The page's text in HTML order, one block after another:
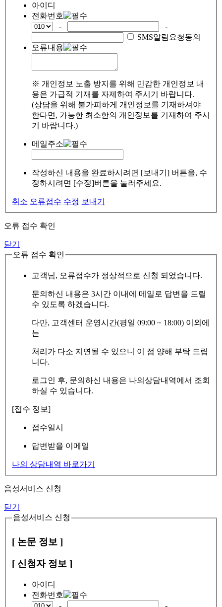
아이디
전화번호
-
-
SMS알림요청동의
오류내용
※ 개인정보 노출 방지를 위해 민감한 개인정보 내
용은 가급적 기재를 자제하여 주시기 바랍니다.
(상담을 위해 불가피하게 개인정보를 기재하셔야
한다면, 가능한 최소한의 개인정보를 기재하여 주시
기 바랍니다.)
메일주소
작성하신 내용을 완료하시려면 [보내기] 버튼을, 수
정하시려면 [수정]버튼을 눌러주세요.
취소 오류접수 수정 보내기
오류 접수 확인
닫기
오류 접수 확인
고객님, 오류접수가 정상적으로 신청 되었습니다.
문의하신 내용은 3시간 이내에 메일로 답변을 드릴
수 있도록 하겠습니다.
다만, 고객센터 운영시간(평일 09:00 ~ 18:00) 이외에
는
처리가 다소 지연될 수 있으니 이 점 양해 부탁 드립
니다.
로그인 후, 문의하신 내용은 나의상담내역에서 조회
하실 수 있습니다.
[접수 정보]
접수일시
답변받을 이메일
나의 상담내역 바로가기
음성서비스 신청
닫기
음성서비스 신청
[ 논문 정보 ]
[ 신청자 정보 ]
아이디
전화번호
-
-